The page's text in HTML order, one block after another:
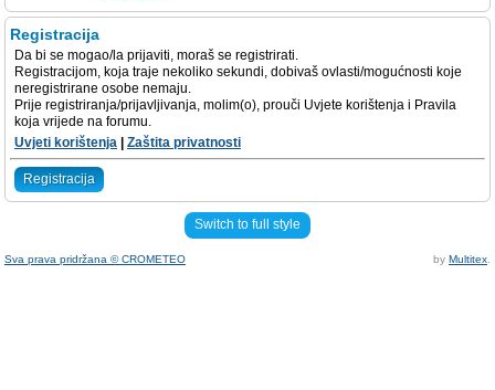
Registracija
Da bi se mogao/la prijaviti, moraš se registrirati.
Registracijom, koja traje nekoliko sekundi, dobivaš ovlasti/mogućnosti koje
neregistrirane osobe nemaju.
Prije registriranja/prijavljivanja, molim(o), prouči Uvjete korištenja i Pravila
koja vrijede na forumu.
Uvjeti korištenja
Zaštita privatnosti
Registracija
Switch to full style
Sva prava pridržana © CROMETEO by Multitex